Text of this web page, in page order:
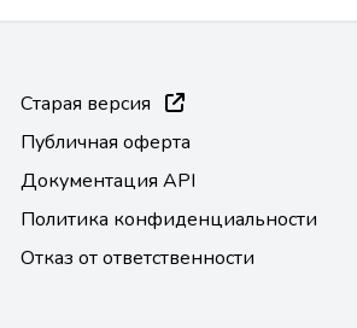
Старая версия
Публичная оферта
Документация API
Политика конфиденциальности
Отказ от ответственности